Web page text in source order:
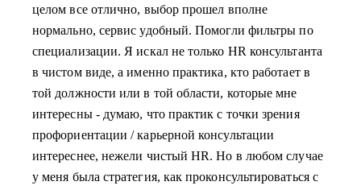
целом все отлично, выбор прошел вполне
нормально, сервис удобный. Помогли фильтры по
специализации. Я искал не только HR консультанта
в чистом виде, а именно практика, кто работает в
той должности или в той области, которые мне
интересны - думаю, что практик с точки зрения
профориентации / карьерной консультации
интереснее, нежели чистый HR. Но в любом случае
у меня была стратегия, как проконсультироваться с